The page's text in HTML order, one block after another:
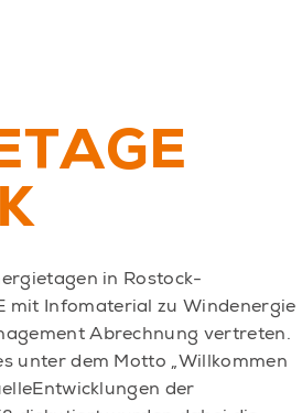
in Rostock-
mit Infomaterial zu Windenergie
Abrechnung vertreten.
unter dem Motto „Willkommen
der